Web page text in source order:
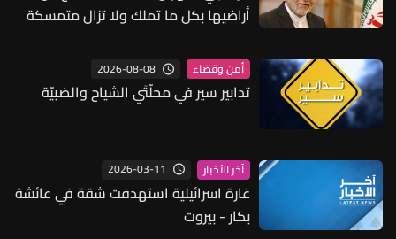
أراضيها بكل ما تملك ولا تزال متمسكة
أمن وقضاء 2026-08-08
تدابير سير في محلّتَي الشياح والضبيّة
آخر الأخبار 2026-03-11
غارة اسرائيلية استهدفت شقة في عائشة
بكار - بيروت